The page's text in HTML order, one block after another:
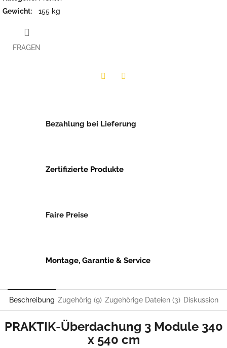
Gewicht: 155 kg
FRAGEN
Bezahlung bei Lieferung
Zertifizierte Produkte
Faire Preise
Montage, Garantie & Service
Beschreibung Zugehörig (9) Zugehörige Dateien (3) Diskussion
PRAKTIK-Überdachung 3 Module 340
x 540 cm